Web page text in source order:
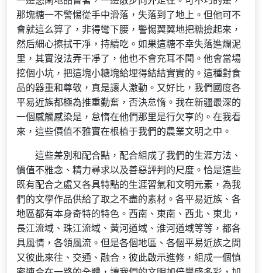
那塊糖一不警惕從手中滑落，失落到了地上。但他可不
會就這么算了，非得彎下腰，警惕翼翼地把糖撿起來，
然后細心擦拭干凈，持續吃。如果這糖不幸失落進爛泥
里，其實沒法弄干凈了，他也不會充耳不聞。他會當場
挖個小坑，把這塊小糖塊給埋得結結實實的。這種對食
品的器重和尊敬，真是讓人激動。又好比，我們國度各
平易近族都極為推重勤奮，否決怠惰。我在新疆最深的
一個感觸感染是，怠惰在他們那里是行欠亨的。在我看
來，這些價值不雅實在根植于我們的農業文明之中。
這些差別和配合點，配合組成了我們的生涯方法、
價值不雅念、精力尋求以及善惡評判的尺度。恰是這些
既有配合之處又各具特點的生涯習氣和文明元素，為我
們的文學作品供給了取之不盡的素材。各平易近族、各
地區都有本身奇特的特色。西南、東南、西北、東北，
長江流域、珠江流域、黃河道域、淮河道域等等，都各
具風情，各領風流。但是各個地區、各個平易近族之間
又彼此來往、交通、融合，彼此啟示進修，組成一個慎